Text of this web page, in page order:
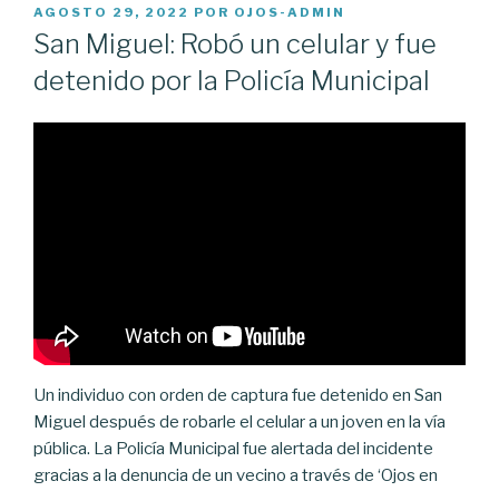
PUBLICADO
EL
AGOSTO 29, 2022 POR OJOS-ADMIN
San Miguel: Robó un celular y fue
detenido por la Policía Municipal
Un individuo con orden de captura fue detenido en San
Miguel después de robarle el celular a un joven en la vía
pública. La Policía Municipal fue alertada del incidente
gracias a la denuncia de un vecino a través de ‘Ojos en